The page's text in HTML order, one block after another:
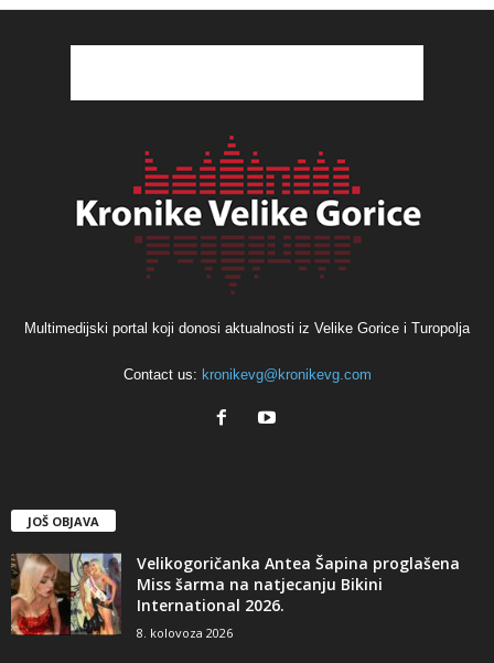
Multimedijski portal koji donosi aktualnosti iz Velike Gorice i Turopolja
Contact us: kronikevg@kronikevg.com
JOŠ OBJAVA
Velikogoričanka Antea Šapina proglašena
Miss šarma na natjecanju Bikini
International 2026.
8. kolovoza 2026